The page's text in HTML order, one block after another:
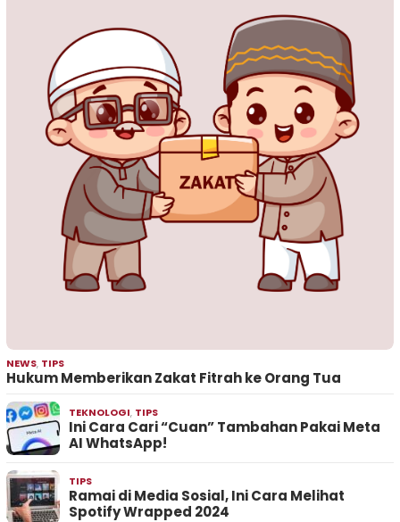
NEWS, TIPS
Hukum Memberikan Zakat Fitrah ke Orang Tua
TEKNOLOGI, TIPS
Ini Cara Cari “Cuan” Tambahan Pakai Meta
AI WhatsApp!
TIPS
Ramai di Media Sosial, Ini Cara Melihat
Spotify Wrapped 2024